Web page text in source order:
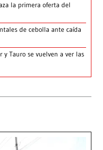
la primera oferta del
de cebolla ante caída
y Tauro se vuelven a ver las